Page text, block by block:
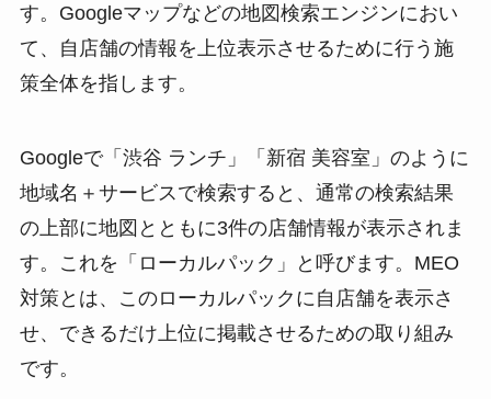
す。Googleマップなどの地図検索エンジンにおい
て、自店舗の情報を上位表示させるために行う施
策全体を指します。
Googleで「渋谷 ランチ」「新宿 美容室」のように
地域名＋サービスで検索すると、通常の検索結果
の上部に地図とともに3件の店舗情報が表示されま
す。これを「ローカルパック」と呼びます。MEO
対策とは、このローカルパックに自店舗を表示さ
せ、できるだけ上位に掲載させるための取り組み
です。